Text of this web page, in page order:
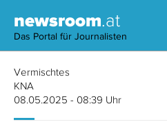
newsroom.at
Das Portal für Journalisten
Vermischtes
KNA
08.05.2025 - 08:39 Uhr